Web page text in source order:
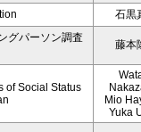
石黒
グパーソン調査
藤本
of Social Status
Mio
Yuka